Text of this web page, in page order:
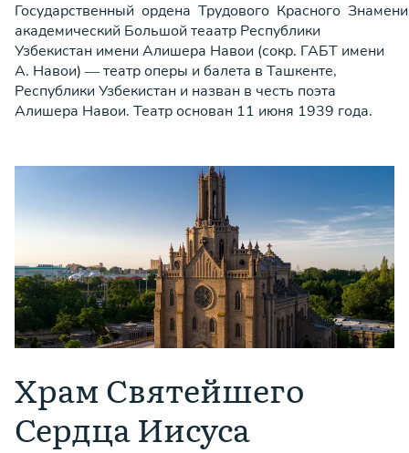
Государственный ордена Трудового Красного Знамени
академический Большой теаатр Республики
Узбекистан имени Алишера Навои (сокр. ГАБТ имени
А. Навои) — театр оперы и балета в Ташкенте,
Республики Узбекистан и назван в честь поэта
Алишера Навои. Театр основан 11 июня 1939 года.
Храм Святейшего
Сердца Иисуса